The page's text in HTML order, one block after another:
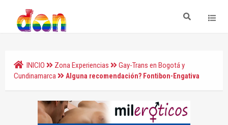
INICIO Zona Experiencias
Gay-Trans en Bogotá y
Cundinamarca
Alguna recomendación? Fontibon-Engativa